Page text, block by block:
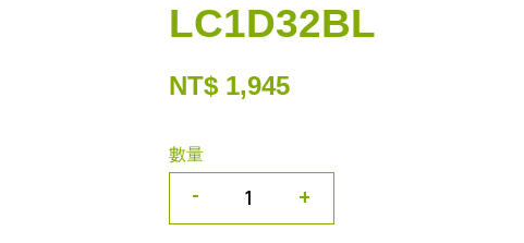
LC1D32BL
NT$ 1,945
數量
- +